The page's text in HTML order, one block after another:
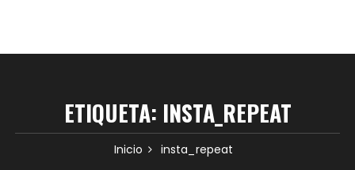
ETIQUETA: INSTA_REPEAT
Inicio insta_repeat